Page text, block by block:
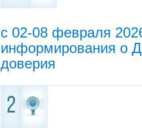
с 02-08 февраля
информирования о
доверия
2